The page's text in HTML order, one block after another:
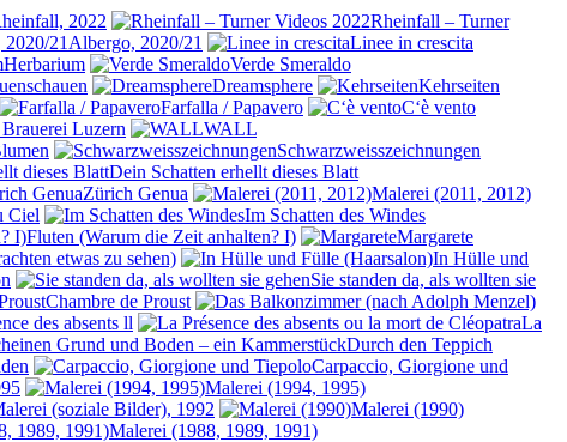
2022
Rheinfall – Turner
Albergo, 2020/21
Linee in crescita
Herbarium
Verde Smeraldo
schauen Dreamsphere
Kehrseiten
Farfalla / Papavero
C‘è vento
Luzern
WALL
Schwarzweisszeichnungen
Dein Schatten erhellt dieses Blatt
Zürich Genua
Malerei (2011, 2012)
Ciel
Im Schatten des Windes
Fluten (Warum die Zeit anhalten? I)
Margarete
etwas zu sehen)
In Hülle und
Sie standen da, als wollten sie
Chambre de Proust
des absents ll
La
Durch den Teppich
Carpaccio, Giorgione und
Malerei (1994, 1995)
(soziale Bilder), 1992
Malerei (1990)
Malerei (1988, 1989, 1991)